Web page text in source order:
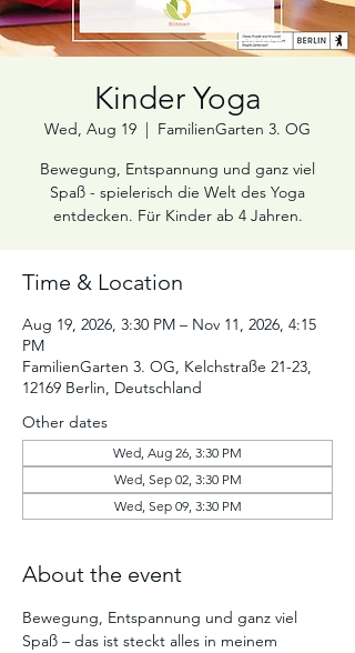
Kinder Yoga
Wed, Aug 19
  |
FamilienGarten 3. OG
Bewegung, Entspannung und ganz viel
Spaß - spielerisch die Welt des Yoga
entdecken. Für Kinder ab 4 Jahren.
Time & Location
Aug 19, 2026, 3:30 PM – Nov 11, 2026, 4:15
PM
FamilienGarten 3. OG, Kelchstraße 21-23,
12169 Berlin, Deutschland
Other dates
Wed, Aug 26, 3:30 PM
Wed, Sep 02, 3:30 PM
Wed, Sep 09, 3:30 PM
About the event
Bewegung, Entspannung und ganz viel
Spaß – das ist steckt alles in meinem